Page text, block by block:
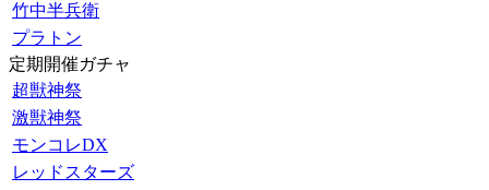
竹中半兵衛
プラトン
定期開催ガチャ
超獣神祭
激獣神祭
モンコレDX
レッドスターズ